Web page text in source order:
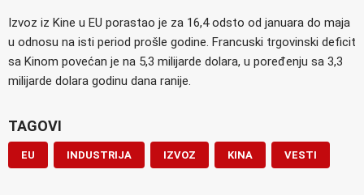
Izvoz iz Kine u EU porastao je za 16,4 odsto od januara do maja
u odnosu na isti period prošle godine. Francuski trgovinski deficit
sa Kinom povećan je na 5,3 milijarde dolara, u poređenju sa 3,3
milijarde dolara godinu dana ranije.
TAGOVI
EU INDUSTRIJA IZVOZ KINA VESTI